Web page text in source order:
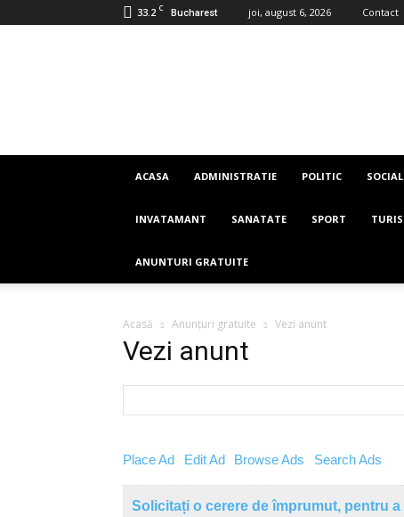
33.2 C Bucharest joi, august 6, 2026 Contact
ACASA ADMINISTRATIE POLITIC SOCIAL
INVATAMANT SANATATE SPORT
ANUNTURI GRATUITE
Acasă Anunțuri gratuite Vezi anunt
Vezi anunt
Place Ad Edit Ad Browse Ads Search Ads
Solicitați o cerere de împrumut, pentru